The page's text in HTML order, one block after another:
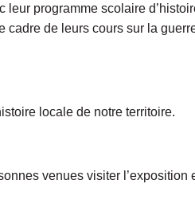
programme scolaire
de leurs cours sur la
locale de notre territoire.
venues visiter